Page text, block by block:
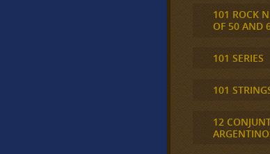
101 ROCK
OF 50 AND
101 SERIES
101
12